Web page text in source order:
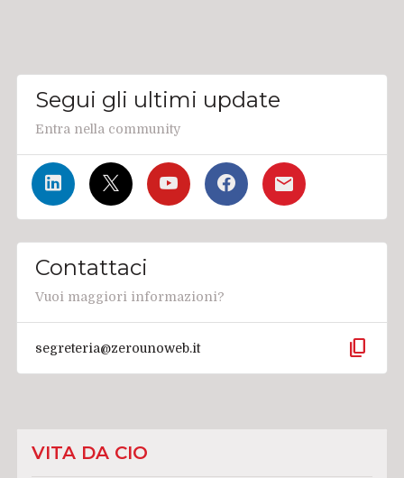
Segui gli ultimi update
Entra nella community
Contattaci
Vuoi maggiori informazioni?
segreteria@zerounoweb.it content_copy
VITA DA CIO